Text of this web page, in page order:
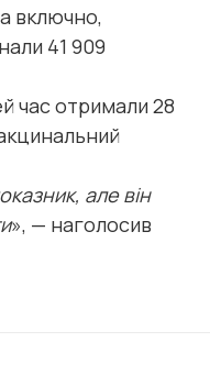
включно,
41 909
час отримали 28
але він
», — наголосив